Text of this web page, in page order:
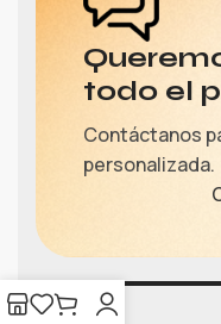
todo el
Contáctanos
personalizada.